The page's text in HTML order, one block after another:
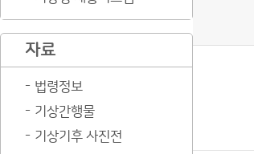
자료
법령정보
기상간행물
기상기후 사진전